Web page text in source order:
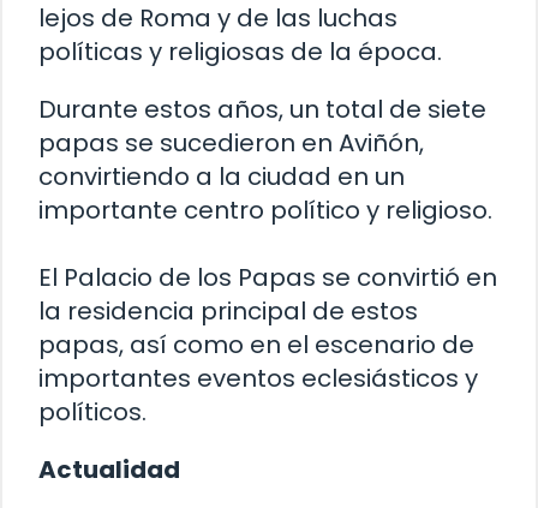
lejos de Roma y de las luchas
políticas y religiosas de la época.
Durante estos años, un total de siete
papas se sucedieron en Aviñón,
convirtiendo a la ciudad en un
importante centro político y religioso.
El Palacio de los Papas se convirtió en
la residencia principal de estos
papas, así como en el escenario de
importantes eventos eclesiásticos y
políticos.
Actualidad